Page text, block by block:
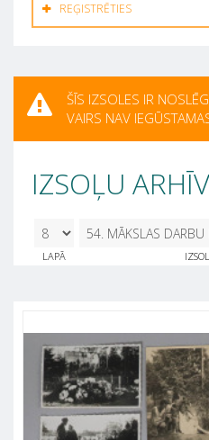
REĢISTRĒTIES
ŠĪS IZSOLES IR
VAIRS NAV
IZSOĻU
LAPĀ
54. MĀKSLAS
OKTOBRA - 29.